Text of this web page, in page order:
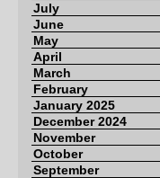
July
June
May
April
March
February
January 2025
December 2024
November
October
September